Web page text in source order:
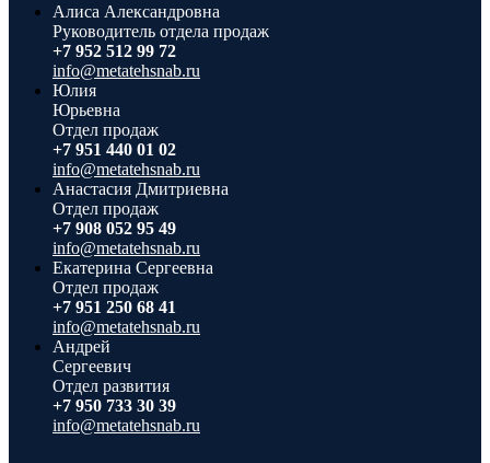
Алиса Александровна
Руководитель отдела продаж
+7 952 512 99 72
info@metatehsnab.ru
Юлия
Юрьевна
Отдел продаж
+7 951 440 01 02
info@metatehsnab.ru
Анастасия Дмитриевна
Отдел продаж
+7 908 052 95 49
info@metatehsnab.ru
Екатерина Сергеевна
Отдел продаж
+7 951 250 68 41
info@metatehsnab.ru
Андрей
Сергеевич
Отдел развития
+7 950 733 30 39
info@metatehsnab.ru